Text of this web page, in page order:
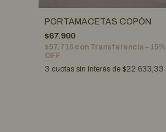
PORTAMACETAS COPÓN
$67.900
$57.715 con Transferencia – 15%
OFF
3 cuotas sin interés de $22.633,33